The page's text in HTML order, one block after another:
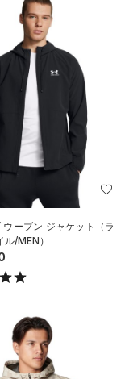
ーブン ジャケット（ラ
ル/MEN）